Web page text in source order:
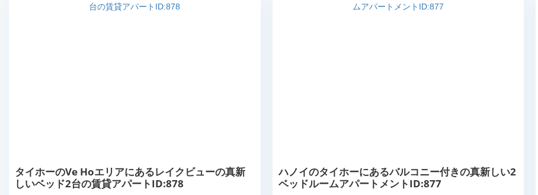
タイホーのVe Hoエリアにあるレイクビューの真新
しいベッド2台の賃貸アパートID:878
ハノイのタイホーにあるバルコニー付きの真新しい2
ベッドルームアパートメントID:877